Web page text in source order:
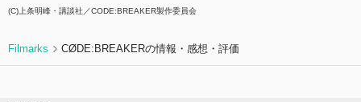
(C)上条明峰・講談社／CODE:BREAKER製作委員会
Filmarks CØDE:BREAKERの情報・感想・評価